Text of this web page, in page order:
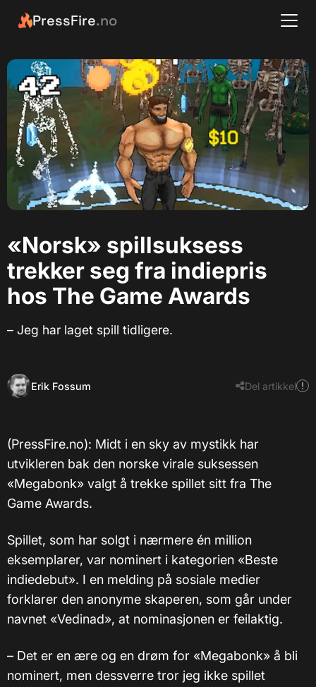
PressFire.no
«Norsk» spillsuksess
trekker seg fra indiepris
hos The Game Awards
– Jeg har laget spill tidligere.
Erik Fossum Del artikkel
(PressFire.no): Midt i en sky av mystikk har
utvikleren bak den norske virale suksessen
«Megabonk» valgt å trekke spillet sitt fra The
Game Awards.
Spillet, som har solgt i nærmere én million
eksemplarer, var nominert i kategorien «Beste
indiedebut». I en melding på sosiale medier
forklarer den anonyme skaperen, som går under
navnet «Vedinad», at nominasjonen er feilaktig.
– Det er en ære og en drøm for «Megabonk» å bli
nominert, men dessverre tror jeg ikke spillet